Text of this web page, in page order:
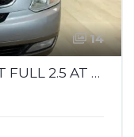
14
HYUNDAI H1 CRDI 12PAS VGT FULL 2.5 AT - 2013